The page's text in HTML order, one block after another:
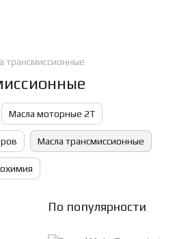
трансмиссионные
Масла моторные 2Т
Масла трансмиссионные
По популярности